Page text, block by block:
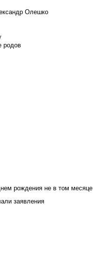
Олешко
родов
рождения не в том месяце
заявления